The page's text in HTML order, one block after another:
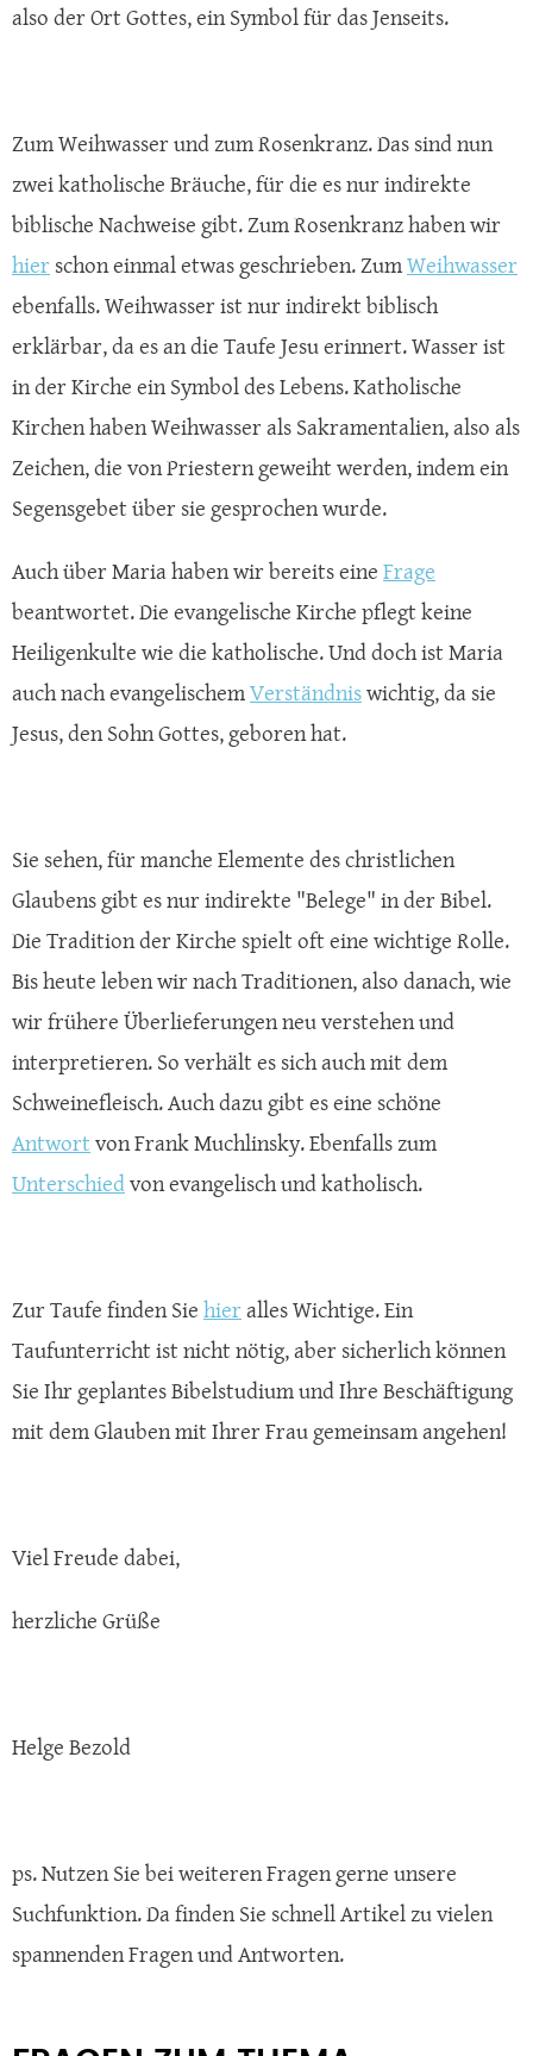
also der Ort Gottes, ein Symbol für das Jenseits.
Zum Weihwasser und zum Rosenkranz. Das sind nun
zwei katholische Bräuche, für die es nur indirekte
biblische Nachweise gibt. Zum Rosenkranz haben wir
hier schon einmal etwas geschrieben. ZumWeihwasser
ebenfalls. Weihwasser ist nur indirekt biblisch
erklärbar, da es an die Taufe Jesu erinnert. Wasser ist
in der Kirche ein Symbol des Lebens. Katholische
Kirchen haben Weihwasser als Sakramentalien, also als
Zeichen, die von Priestern geweiht werden, indem ein
Segensgebet über sie gesprochen wurde.
Auch über Maria haben wir bereits eineFrage
beantwortet. Die evangelische Kirche pflegt keine
Heiligenkulte wie die katholische. Und doch ist Maria
auch nach evangelischemVerständniswichtig, da sie
Jesus, den Sohn Gottes, geboren hat.
Sie sehen, für manche Elemente des christlichen
Glaubens gibt es nur indirekte "Belege" in der Bibel.
Die Tradition der Kirche spielt oft eine wichtige Rolle.
Bis heute leben wir nach Traditionen, also danach, wie
wir frühere Überlieferungen neu verstehen und
interpretieren. So verhält es sich auch mit dem
Schweinefleisch. Auch dazu gibt es eine schöne
Antwortvon Frank Muchlinsky. Ebenfalls zum
Unterschiedvon evangelisch und katholisch.
Zur Taufe finden Siehieralles Wichtige. Ein
Taufunterricht ist nicht nötig, aber sicherlich können
Sie Ihr geplantes Bibelstudium und Ihre Beschäftigung
mit dem Glauben mit Ihrer Frau gemeinsam angehen!
Viel Freude dabei,
herzliche Grüße
Helge Bezold
ps. Nutzen Sie bei weiteren Fragen gerne unsere
Suchfunktion. Da finden Sie schnell Artikel zu vielen
spannenden Fragen und Antworten.